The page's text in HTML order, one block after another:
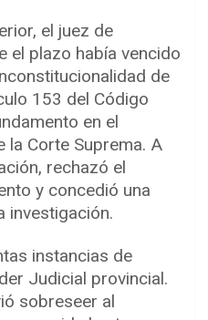
el juez de
el plazo había vencido
de
153 del Código
en el
la Corte Suprema. A
rechazó el
y concedió una
investigación.
instancias de
Judicial provincial.
sobreseer al